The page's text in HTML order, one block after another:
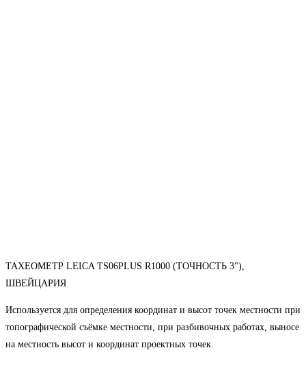
ТАХЕОМЕТР LEICA TS06PLUS R1000 (ТОЧНОСТЬ 3"),
ШВЕЙЦАРИЯ
Используется для определения координат и высот точек местности при
топографической съёмке местности, при разбивочных работах, выносе
на местность высот и координат проектных точек.